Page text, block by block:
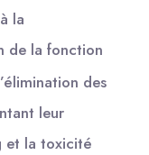
la
de la fonction
des
leur
et la toxicité